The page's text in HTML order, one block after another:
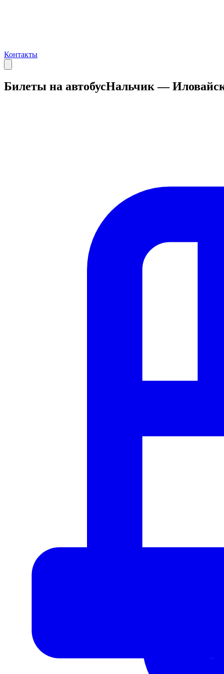
Контакты
Билеты на автобусНальчик —